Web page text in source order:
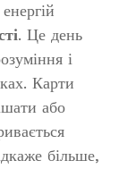
. Це день
і
Карти
або
більше,